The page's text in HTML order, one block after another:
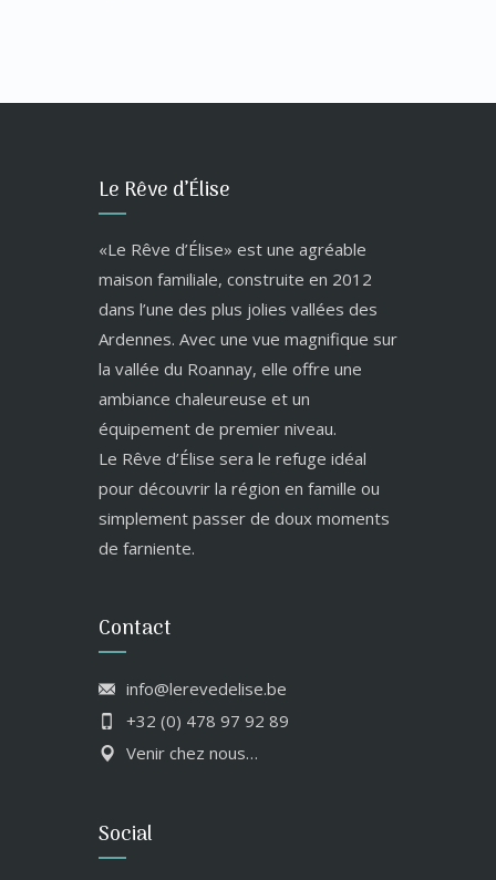
Le Rêve d’Élise
«Le Rêve d’Élise» est une agréable
maison familiale, construite en 2012
dans l’une des plus jolies vallées des
Ardennes. Avec une vue magnifique sur
la vallée du Roannay, elle offre une
ambiance chaleureuse et un
équipement de premier niveau.
Le Rêve d’Élise sera le refuge idéal
pour découvrir la région en famille ou
simplement passer de doux moments
de farniente.
Contact
info@lerevedelise.be
+32 (0) 478 97 92 89
Venir chez nous…
Social